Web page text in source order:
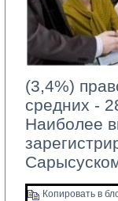
(3,4%)
средних -
Наиболее
Копировать в